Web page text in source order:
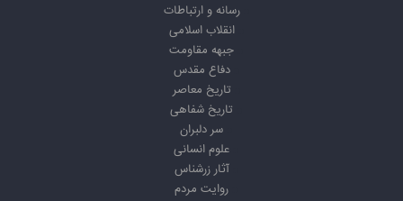
رسانه و ارتباطات
انقلاب اسلامی
جبهه مقاومت
دفاع مقدس
تاریخ معاصر
تاریخ شفاهی
سر دلبران
علوم انسانی
آثار زرشناس
روایت مردم